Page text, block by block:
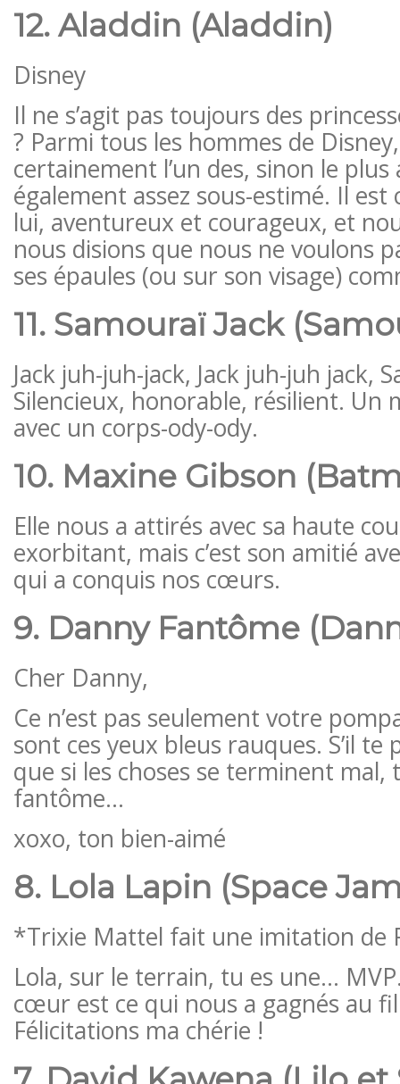
12. Aladdin (Aladdin)
Disney
Il ne s’agit pas toujours des
? Parmi tous les hommes de
certainement l’un des, sinon le
également assez sous-estimé. Il
lui, aventureux et courageux, et
nous disions que nous ne voulons
ses épaules (ou sur son visage)
11. Samouraï Jack
Jack juh-juh-jack, Jack juh-juh jack,
Silencieux, honorable, résilient. Un
avec un corps-ody-ody.
10. Maxine Gibson
Elle nous a attirés avec sa haute
exorbitant, mais c’est son amitié
qui a conquis nos cœurs.
9. Danny Fantôme
Cher Danny,
Ce n’est pas seulement votre
sont ces yeux bleus rauques. S’il
que si les choses se terminent mal,
fantôme…
xoxo, ton bien-aimé
8. Lola Lapin (Space
*Trixie Mattel fait une imitation de
Lola, sur le terrain, tu es une…
cœur est ce qui nous a gagnés au
Félicitations ma chérie !